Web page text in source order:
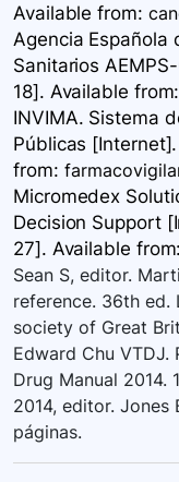
Available from:
Agencia Española
Sanitarios
18]. Available
INVIMA. Sistema
Públicas
from:
Micromedex
Decision Support
27]. Available from:
Sean S, editor.
reference. 36th ed.
society of Great
Edward Chu VTDJ.
Drug Manual 2014.
2014, editor. Jones
páginas.